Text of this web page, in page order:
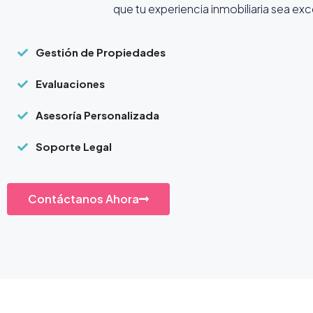
que tu experiencia inmobiliaria sea
Gestión de Propiedades
Evaluaciones
Asesoría Personalizada
Soporte Legal
Contáctanos Ahora